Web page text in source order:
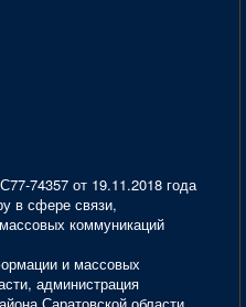
74357 от 19.11.2018 года
в сфере связи,
коммуникаций
и массовых
администрация